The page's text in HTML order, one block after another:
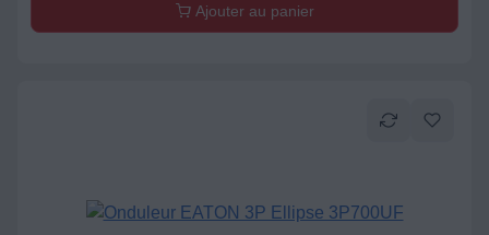
Ajouter au panier